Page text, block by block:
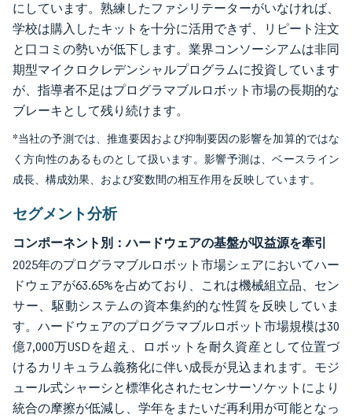
にしています。熟練したファシリテーターがいなければ、
学校は購入したキットを十分に活用できず、リピート注文
と口コミの勢いが低下します。業界コンソーシアムは非同
期型マイクロクレデンシャルプログラムに投資しています
が、指導者不足はプログラマブルロボット市場の長期的な
ブレーキとして残り続けます。
*当社の予測では、推進要因および抑制要因の影響を加算的ではな
く方向性のあるものとして扱います。影響予測は、ベースライン
成長、構成効果、および変数間の相互作用を反映しています。
セグメント分析
コンポーネント別：ハードウェアの基盤が収益源を牽引
2025年のプログラマブルロボット市場シェアにおいてハー
ドウェアが63.65%を占めており、これは機械組立品、セン
サー、駆動システムの資本集約的な性質を反映していま
す。ハードウェアのプログラマブルロボット市場規模は30
億7,000万USDを超え、ロボットを耐久資産として位置づ
けるカリキュラム義務化に伴い成長が見込まれます。モジ
ュール式シャーシと標準化されたセンサーソケットにより
統合の摩擦が低減し、学年をまたいだ再利用が可能となっ